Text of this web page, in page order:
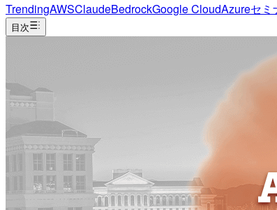
TrendingAWSClaudeBedrockGoogle CloudAzureセミ
目次